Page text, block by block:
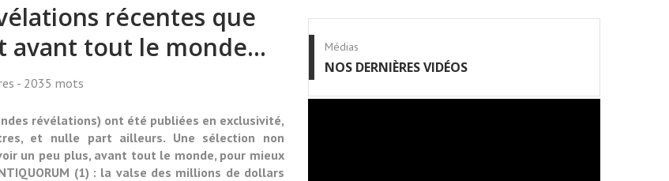
récentes que
avant tout le monde...
- 2035 mots
révélations) ont été publiées en exclusivité,
et nulle part ailleurs. Une sélection non
un peu plus, avant tout le monde, pour mieux
(1) : la valse des millions de dollars
Médias
NOS DERNIÈRES VIDÉOS